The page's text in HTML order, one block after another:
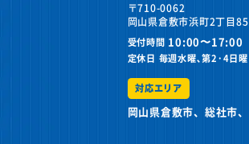
〒710-0062
岡山県倉敷市浜町2丁目
受付時間 10:00〜17:00
定休日 毎週水曜､第2･4日曜
対応エリア
岡山県倉敷市、総社市